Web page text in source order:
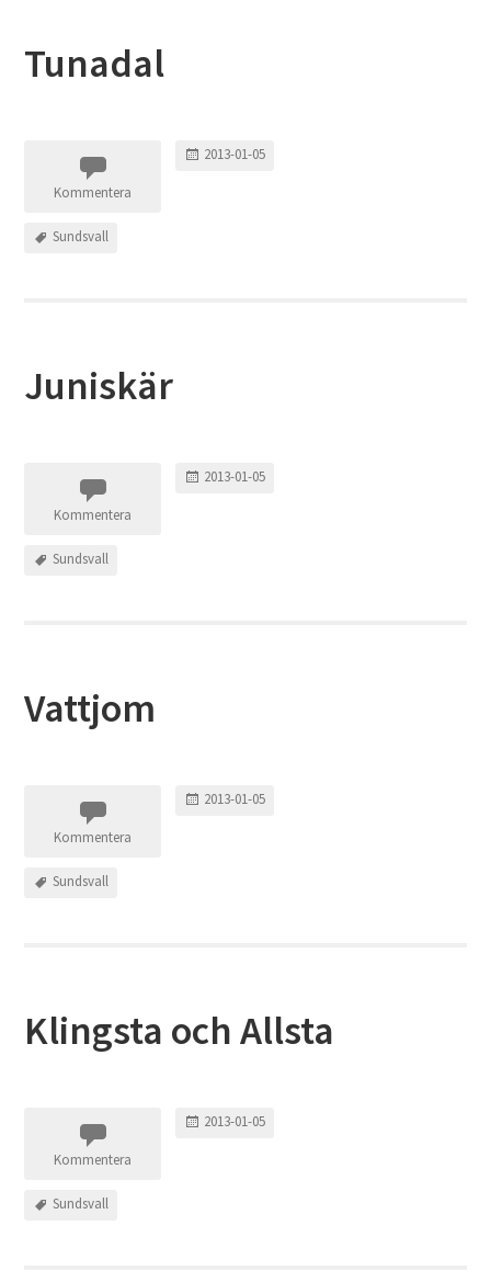
Tunadal
Kommentera
2013-01-05
Sundsvall
Juniskär
Kommentera
2013-01-05
Sundsvall
Vattjom
Kommentera
2013-01-05
Sundsvall
Klingsta och Allsta
Kommentera
2013-01-05
Sundsvall